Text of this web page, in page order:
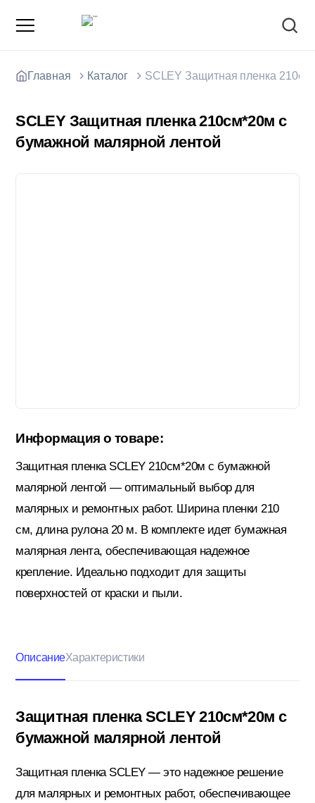
Декоративные штукатурки (готовые)
строительного мусора
Краски; Грунтовки; Пропитки
Кровельные материалы
Ленты; Серпянки
Металлопрокат
Главная Каталог SCLEY Защитная пленка
SCLEY Защитная пленка 210см*20м с
бумажной малярной лентой
Информация о товаре:
Защитная пленка SCLEY 210см*20м с бумажной
малярной лентой — оптимальный выбор для
малярных и ремонтных работ. Ширина пленки 210
см, длина рулона 20 м. В комплекте идет бумажная
малярная лента, обеспечивающая надежное
крепление. Идеально подходит для защиты
поверхностей от краски и пыли.
ОписаниеХарактеристики
Защитная пленка SCLEY 210см*20м с
бумажной малярной лентой
Защитная пленка SCLEY — это надежное решение
для малярных и ремонтных работ, обеспечивающее